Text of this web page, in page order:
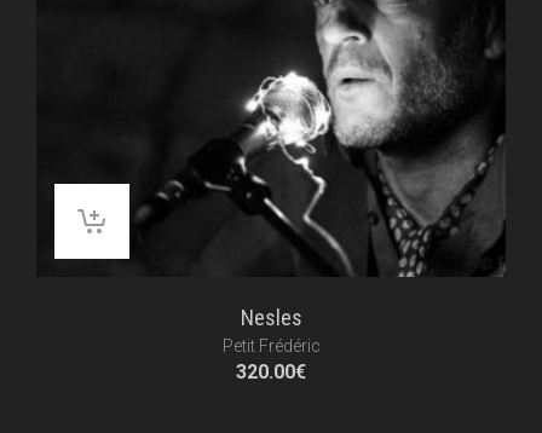
Nesles
Petit Frédéric
320.00€